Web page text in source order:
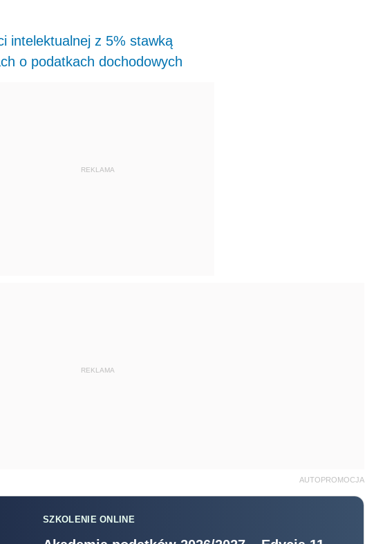
intelektualnej z 5% stawką
o podatkach dochodowych
REKLAMA
REKLAMA
AUTOPROMOCJA
SZKOLENIE ONLINE